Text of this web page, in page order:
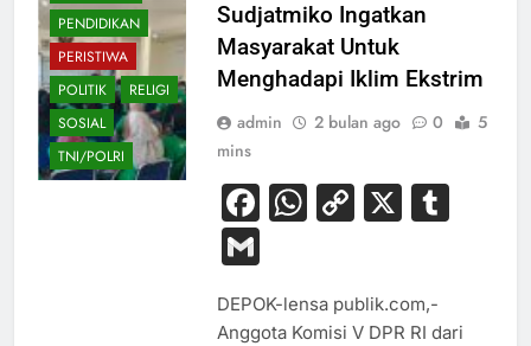
PENDIDIKAN
PERISTIWA
POLITIK
RELIGI
SOSIAL
TNI/POLRI
Sudjatmiko Ingatkan
Masyarakat Untuk
Menghadapi Iklim Ekstrim
admin 2 bulan ago 0
5
mins
Facebook
WhatsApp
Copy
X
Gmail
DEPOK-lensa publik.com,-
Anggota Komisi V DPR RI dari